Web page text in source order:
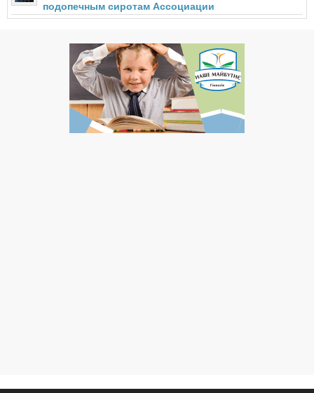
подопечным сиротам Ассоциации